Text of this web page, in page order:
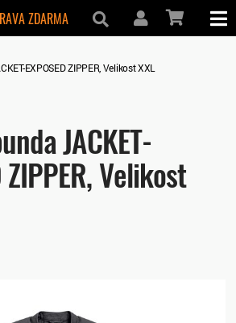
ZDARMA
EXPOSED ZIPPER, Velikost XXL
JACKET-
ZIPPER, Velikost